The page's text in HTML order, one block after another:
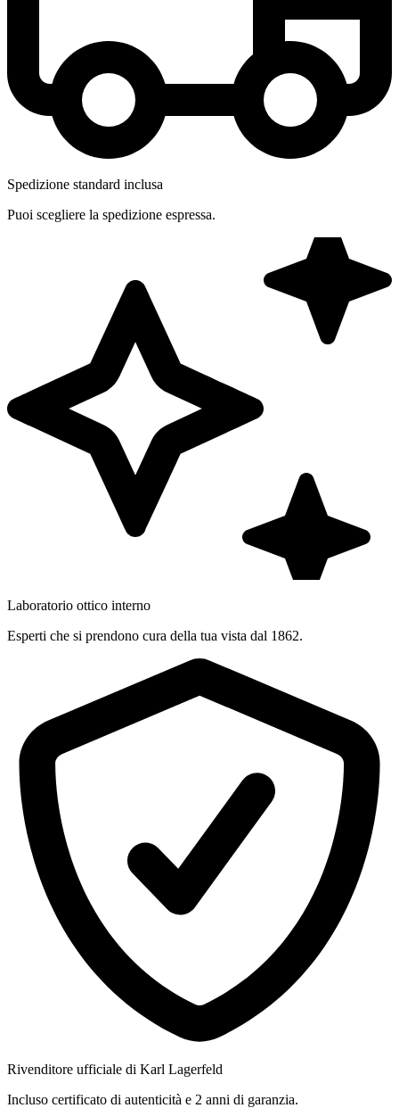
Spedizione standard inclusa
Puoi scegliere la spedizione espressa.
Laboratorio ottico interno
Esperti che si prendono cura della tua vista dal 1862.
Rivenditore ufficiale di Karl Lagerfeld
Incluso certificato di autenticità e 2 anni di garanzia.